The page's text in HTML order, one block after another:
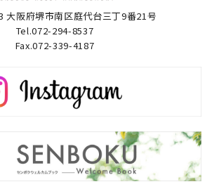
大阪府堺市南区庭代台三丁9番21号
Tel.072-294-8537
Fax.072-339-4187